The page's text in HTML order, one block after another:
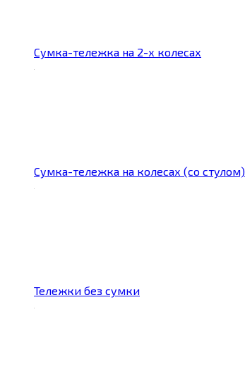
Сумка-тележка на 2-х колесах
Сумка-тележка на колесах (со стулом)
Тележки без сумки